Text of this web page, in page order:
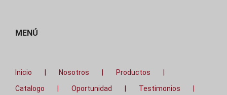
MENÚ
Inicio Nosotros
Productos
Catalogo
Oportunidad
Testimonios